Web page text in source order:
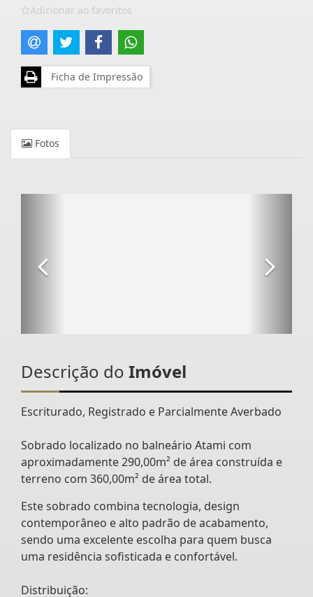
Adicionar ao favoritos
Ficha de Impressão
Fotos
Descrição do Imóvel
Escriturado, Registrado e Parcialmente Averbado
Sobrado localizado no balneário Atami com
aproximadamente 290,00m² de área construída e
terreno com 360,00m² de área total.
Este sobrado combina tecnologia, design
contemporâneo e alto padrão de acabamento,
sendo uma excelente escolha para quem busca
uma residência sofisticada e confortável.
Distribuição: